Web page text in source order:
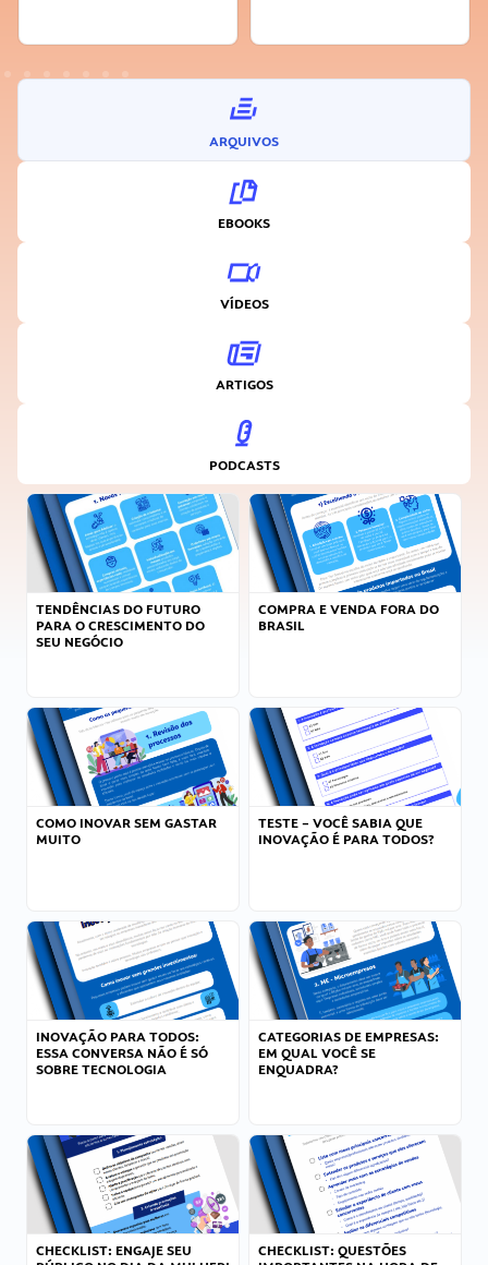
ARQUIVOS
EBOOKS
VÍDEOS
ARTIGOS
PODCASTS
TENDÊNCIAS DO FUTURO
PARA O CRESCIMENTO DO
SEU NEGÓCIO
COMPRA E VENDA FORA DO
BRASIL
COMO INOVAR SEM GASTAR
MUITO
TESTE – VOCÊ SABIA QUE
INOVAÇÃO É PARA TODOS?
INOVAÇÃO PARA TODOS:
ESSA CONVERSA NÃO É SÓ
SOBRE TECNOLOGIA
CATEGORIAS DE EMPRESAS:
EM QUAL VOCÊ SE
ENQUADRA?
CHECKLIST: ENGAJE SEU
CHECKLIST: QUESTÕES